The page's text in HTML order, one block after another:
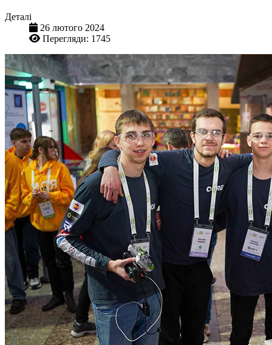
Деталі
26 лютого 2024
Перегляди: 1745